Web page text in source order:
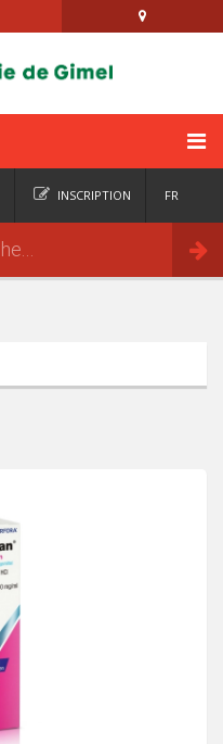
INSCRIPTION FR